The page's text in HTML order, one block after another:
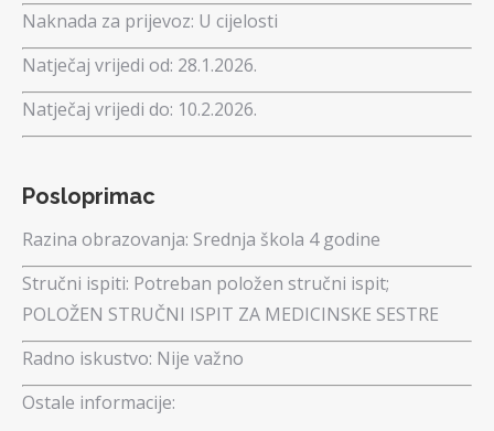
Naknada za prijevoz: U cijelosti
Natječaj vrijedi od: 28.1.2026.
Natječaj vrijedi do: 10.2.2026.
Posloprimac
Razina obrazovanja: Srednja škola 4 godine
Stručni ispiti: Potreban položen stručni ispit;
POLOŽEN STRUČNI ISPIT ZA MEDICINSKE SESTRE
Radno iskustvo: Nije važno
Ostale informacije: